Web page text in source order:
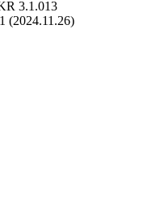
3.1.013
(2024.11.26)